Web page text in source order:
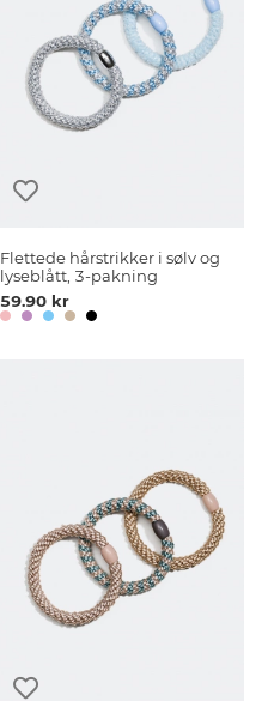
Flettede hårstrikker i sølv og
lyseblått, 3-pakning
59.90 kr